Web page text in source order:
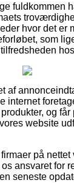
fuldkommen
hvor det er
som
af
internet
og
website
på
ansvaret for
seneste